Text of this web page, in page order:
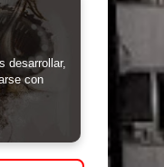
desarrollar,
con